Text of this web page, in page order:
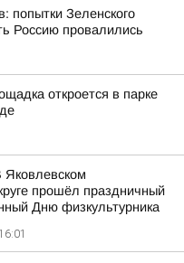
попытки Зеленского
Россию провалились
откроется в парке
прошёл праздничный
Дню физкультурника
16:01